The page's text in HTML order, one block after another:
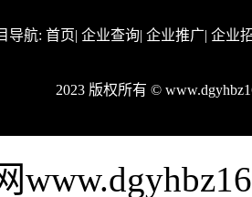
导航: 首页| 企业查询| 企业推广| 企业
2023 版权所有 ©